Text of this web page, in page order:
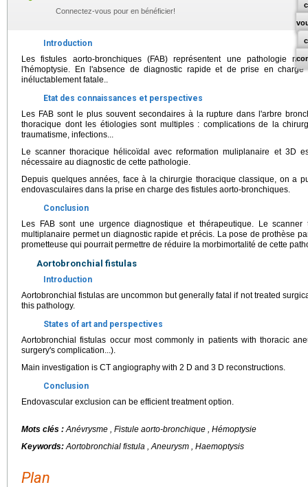
Connectez-vous pour en bénéficier!
Introduction
Les fistules aorto-bronchiques (FAB) représentent une pathologie
l'hémoptysie. En l'absence de diagnostic rapide et de prise en charge
inéluctablement fatale..
Etat des connaissances et perspectives
Les FAB sont le plus souvent secondaires à la rupture dans l'arbre
thoracique dont les étiologies sont multiples : complications de la
traumatisme, infections...
Le scanner thoracique hélicoïdal avec reformation muliplanaire et 3D
nécessaire au diagnostic de cette pathologie.
Depuis quelques années, face à la chirurgie thoracique classique, on a
endovasculaires dans la prise en charge des fistules aorto-bronchiques.
Conclusion
Les FAB sont une urgence diagnostique et thérapeutique. Le scanner
multiplanaire permet un diagnostic rapide et précis. La pose de prothèse
prometteuse qui pourrait permettre de réduire la morbimortalité de cette
Aortobronchial fistulas
Introduction
Aortobronchial fistulas are uncommon but generally fatal if not treated
this pathology.
States of art and perspectives
Aortobronchial fistulas occur most commonly in patients with thoracic
surgery's complication...).
Main investigation is CT angiography with 2 D and 3 D reconstructions.
Conclusion
Endovascular exclusion can be efficient treatment option.
Mots clés :Anévrysme , Fistule aorto-bronchique , Hémoptysie
Keywords:Aortobronchial fistula , Aneurysm , Haemoptysis
Plan